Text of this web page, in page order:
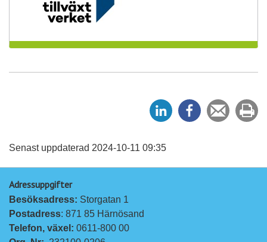
e
e
Tipsa
en
ut
Senast uppdaterad 2024-10-11 09:35
Adressuppgifter
Besöksadress: Storgatan 1
Postadress: 871 85 Härnösand
Telefon, växel: 0611-800 00